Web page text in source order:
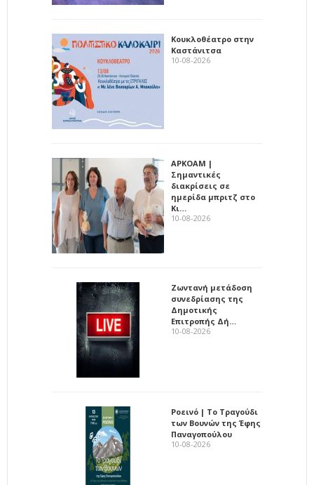
Κουκλοθέατρο στην
Καστάνιτσα
10-08-2026
ΑΡΚΟΑΜ |
Σημαντικές
διακρίσεις σε
ημερίδα μπριτζ στο
Κι…
10-08-2026
Ζωντανή μετάδοση
συνεδρίασης της
Δημοτικής
Επιτροπής Δή…
10-08-2026
Ροεινό | Το Τραγούδι
των Βουνών της Έφης
Παναγοπούλου
10-08-2026